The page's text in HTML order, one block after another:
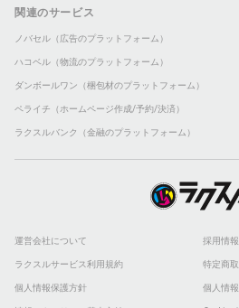
関連のサービス
ノバセル（広告のプラットフォーム）
ハコベル（物流のプラットフォーム）
ダンボールワン（梱包材のプラットフォーム）
ペライチ（ホームページ作成/予約/決済）
ラクスルバンク（金融のプラットフォーム）
運営会社について 採用情報
ラクスルサービス利用規約 特定商
個人情報保護方針 個人情